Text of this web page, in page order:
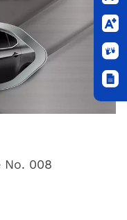
No. 008